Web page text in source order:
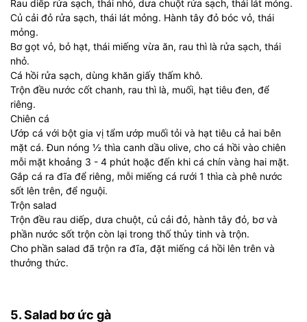
Rau diếp rửa sạch, thái nhỏ, dưa chuột rửa sạch, thái lát mỏng.
Củ cải đỏ rửa sạch, thái lát mỏng. Hành tây đỏ bóc vỏ, thái
mỏng.
Bơ gọt vỏ, bỏ hạt, thái miếng vừa ăn, rau thì là rửa sạch, thái
nhỏ.
Cá hồi rửa sạch, dùng khăn giấy thấm khô.
Trộn đều nước cốt chanh, rau thì là, muối, hạt tiêu đen, để
riêng.
Chiên cá
Ướp cá với bột gia vị tẩm ướp muối tỏi và hạt tiêu cả hai bên
mặt cá. Đun nóng ½ thìa canh dầu olive, cho cá hồi vào chiên
mỗi mặt khoảng 3 - 4 phút hoặc đến khi cá chín vàng hai mặt.
Gắp cá ra đĩa để riêng, mỗi miếng cá rưới 1 thìa cà phê nước
sốt lên trên, để nguội.
Trộn salad
Trộn đều rau diếp, dưa chuột, củ cải đỏ, hành tây đỏ, bơ và
phần nước sốt trộn còn lại trong thố thủy tinh và trộn.
Cho phần salad đã trộn ra đĩa, đặt miếng cá hồi lên trên và
thưởng thức.
5. Salad bơ ức gà